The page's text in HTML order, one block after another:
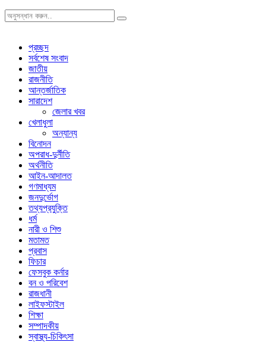
প্রচ্ছদ
সর্বশেষ সংবাদ
জাতীয়
রাজনীতি
আন্তর্জাতিক
সারাদেশ
জেলার খবর
খেলাধুলা
অন্যান্য
বিনোদন
অপরাধ-দুর্নীতি
অর্থনীতি
আইন-আদালত
গণমাধ্যম
জনদুর্ভোগ
তথ্যপ্রযুক্তি
ধর্ম
নারী ও শিশু
মতামত
প্রবাস
ফিচার
ফেসবুক কর্নার
বন ও পরিবেশ
রাজধানী
লাইফস্টাইল
শিক্ষা
সম্পাদকীয়
স্বাস্থ্য-চিকিৎসা